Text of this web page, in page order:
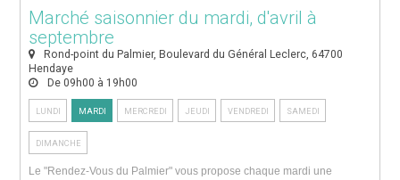
Marché saisonnier du mardi, d'avril à
septembre
Rond-point du Palmier, Boulevard du Général Leclerc, 64700
Hendaye
De 09h00 à 19h00
LUNDI MARDI MERCREDI JEUDI VENDREDI SAMEDI
DIMANCHE
Le "Rendez-Vous du Palmier" vous propose chaque mardi une